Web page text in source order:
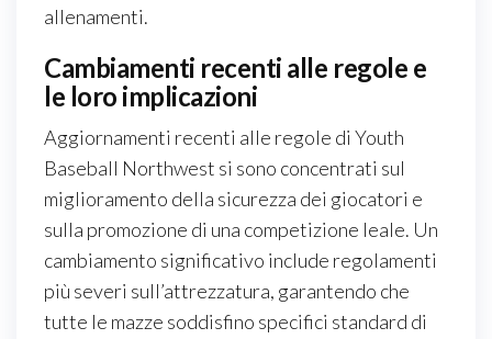
allenamenti.
Cambiamenti recenti alle regole e
le loro implicazioni
Aggiornamenti recenti alle regole di Youth
Baseball Northwest si sono concentrati sul
miglioramento della sicurezza dei giocatori e
sulla promozione di una competizione leale. Un
cambiamento significativo include regolamenti
più severi sull’attrezzatura, garantendo che
tutte le mazze soddisfino specifici standard di